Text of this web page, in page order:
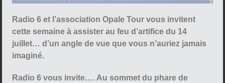
Radio 6 et l’association Opale Tour vous invitent
cette semaine à assister au feu d’artifice du 14
juillet… d’un angle de vue que vous n’auriez jamais
imaginé.
Radio 6 vous invite…. Au sommet du phare de